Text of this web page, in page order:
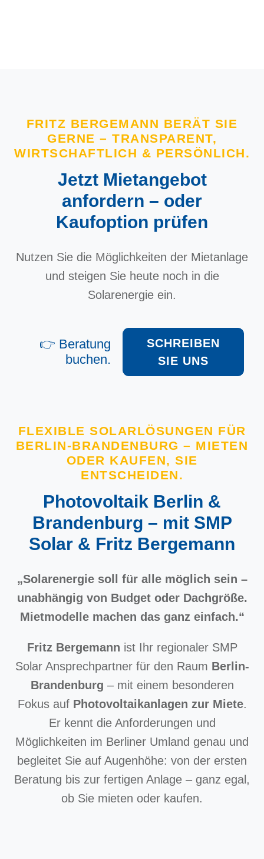
FRITZ BERGEMANN BERÄT SIE
GERNE – TRANSPARENT,
WIRTSCHAFTLICH & PERSÖNLICH.
Jetzt Mietangebot
anfordern – oder
Kaufoption prüfen
Nutzen Sie die Möglichkeiten der Mietanlage
und steigen Sie heute noch in die
Solarenergie ein.
👉 Beratung
buchen.
SCHREIBEN
SIE UNS
FLEXIBLE SOLARLÖSUNGEN FÜR
BERLIN-BRANDENBURG – MIETEN
ODER KAUFEN, SIE
ENTSCHEIDEN.
Photovoltaik Berlin &
Brandenburg – mit SMP
Solar & Fritz Bergemann
„Solarenergie soll für alle möglich sein –
unabhängig von Budget oder Dachgröße.
Mietmodelle machen das ganz einfach.“
Fritz Bergemann ist Ihr regionaler SMP
Solar Ansprechpartner für den Raum Berlin-
Brandenburg – mit einem besonderen
Fokus auf Photovoltaikanlagen zur Miete.
Er kennt die Anforderungen und
Möglichkeiten im Berliner Umland genau und
begleitet Sie auf Augenhöhe: von der ersten
Beratung bis zur fertigen Anlage – ganz egal,
ob Sie mieten oder kaufen.